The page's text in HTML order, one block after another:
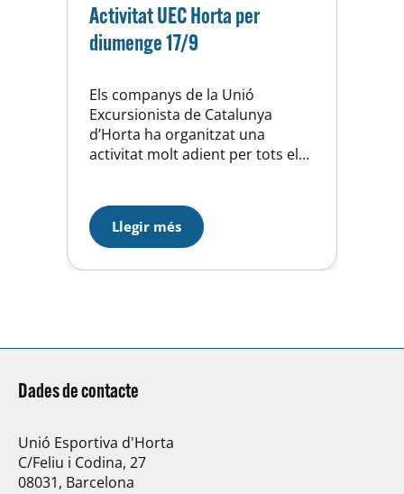
Activitat UEC Horta per
diumenge 17/9
Els companys de la Unió
Excursionista de Catalunya
d’Horta ha organitzat una
activitat molt adient per tots els
proper diumenge 17 de
setembre amb 19km i un
desnivell aproximat de 700m.
Serà un recorregut molt
Llegir més
Dades de contacte
Unió Esportiva d'Horta
C/Feliu i Codina, 27
08031, Barcelona